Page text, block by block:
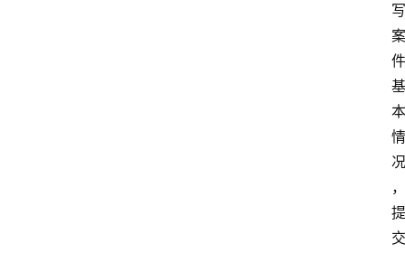
写
案
件
基
本
情
况
，
提
交